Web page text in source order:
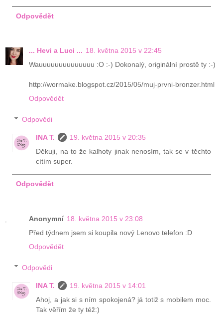
Odpovědět
... Hevi a Luci ... 18. května 2015 v 22:45
Wauuuuuuuuuuuuuu :O :-) Dokonalý, originální prostě ty :-)
http://wormake.blogspot.cz/2015/05/muj-prvni-bronzer.html
Odpovědět
Odpovědi
INA T.
19. května 2015 v 20:35
Děkuji, na to že kalhoty jinak nenosím, tak se v těchto
cítím super.
Odpovědět
Anonymní 18. května 2015 v 23:08
Před týdnem jsem si koupila nový Lenovo telefon :D
Odpovědět
Odpovědi
INA T.
19. května 2015 v 14:01
Ahoj, a jak si s ním spokojená? já totiž s mobilem moc.
Tak věřím že ty též:)